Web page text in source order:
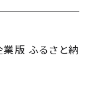
版 ふるさと納